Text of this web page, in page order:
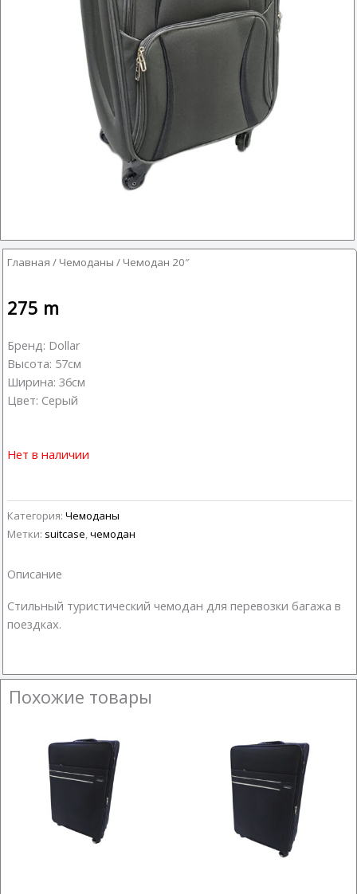
Главная / Чемоданы / Чемодан 20″
275 m
Бренд: Dollar
Высота: 57см
Ширина: 36см
Цвет: Серый
Нет в наличии
Категория: Чемоданы
Метки: suitcase чемодан
Описание
Стильный туристический чемодан для перевозки багажа в
поездках.
Похожие товары